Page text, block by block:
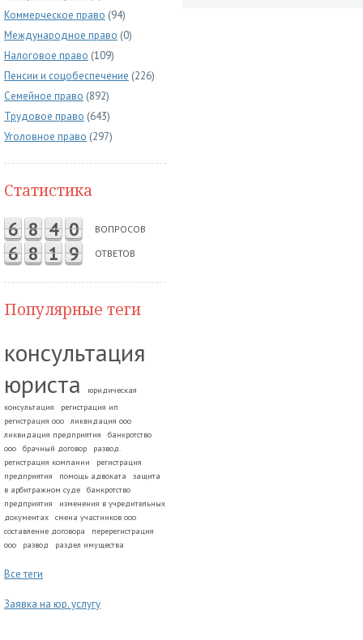
Коммерческое право (94)
Международное право (0)
Налоговое право (109)
Пенсии и соцобеспечение (226)
Семейное право (892)
Трудовое право (643)
Уголовное право (297)
Статистика
6 8 4 0 ВОПРОСОВ
6 8 1 9 ОТВЕТОВ
Популярные теги
консультация
юриста
юридическая
консультация
регистрация ип
регистрация ооо
ликвидация ооо
ликвидация предприятия
банкротство
ооо
брачный договор
развод.
регистрация компании
регистрация
предприятия
помощь адвоката
защита
в арбитражном суде
банкротство
предприятия
изменения в учредительных
документах
смена участников ооо
составление договора
перерегистрация
ооо
развод раздел имущества
Все теги
Заявка на юр. услугу